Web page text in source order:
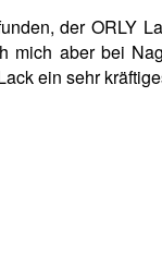
der ORLY
aber bei
ein sehr